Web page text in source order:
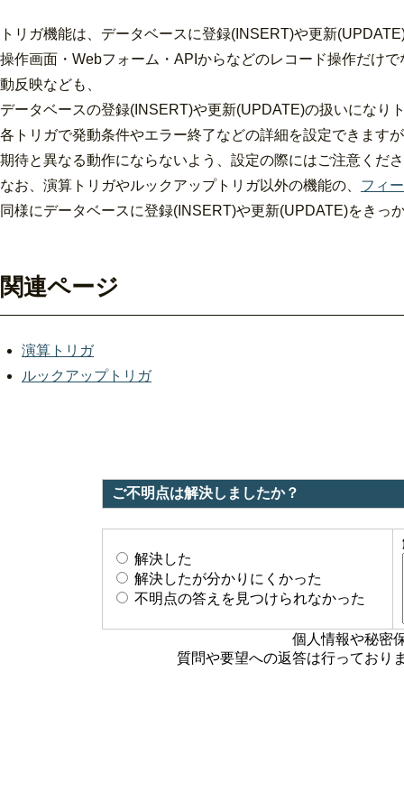
トリガ機能は、データベースに登録(INSERT)や更新
操作画面・Webフォーム・APIからなどのレコード操作だけ
動反映なども、
データベースの登録(INSERT)や更新(UPDATE)の扱いになり
各トリガで発動条件やエラー終了などの詳細を設定できます
期待と異なる動作にならないよう、設定の際にはご注意くだ
なお、演算トリガやルックアップトリガ以外の機能の、 フィ
同様にデータベースに登録(INSERT)や更新(UPDATE)をきっ
関連ページ
演算トリガ
ルックアップトリガ